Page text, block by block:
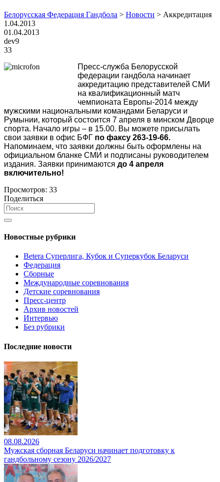
Белорусская Федерация Гандбола > Новости > Аккредитация
1.04.2013
01.04.2013
dev9
33
Пресс-служба Белорусской
федерации гандбола начинает
аккредитацию представителей СМИ
на квалификационный матч
чемпионата Европы-2014 между
мужскими национальными командами Беларуси и
Румынии, который состоится 7 апреля в минском Дворце
спорта. Начало игры – в 15.00. Вы можете присылать
свои заявки в офис БФГ по факсу 263-19-66.
Напоминаем, что заявки должны быть оформлены на
официальном бланке СМИ и подписаны руководителем
издания. Заявки принимаются до 4 апреля
включительно!
Просмотров: 33
Поделиться
Новостные рубрики
Betera Суперлига, Кубок и Суперкубок Беларуси
Федерация
Сборные
Международные соревнования
Детские соревнования
Пресс-центр
Архив новостей
Интервью
Без рубрики
Последние новости
08.08.2026
Мужская сборная Беларуси начинает подготовку к
гандбольному сезону 2026/2027